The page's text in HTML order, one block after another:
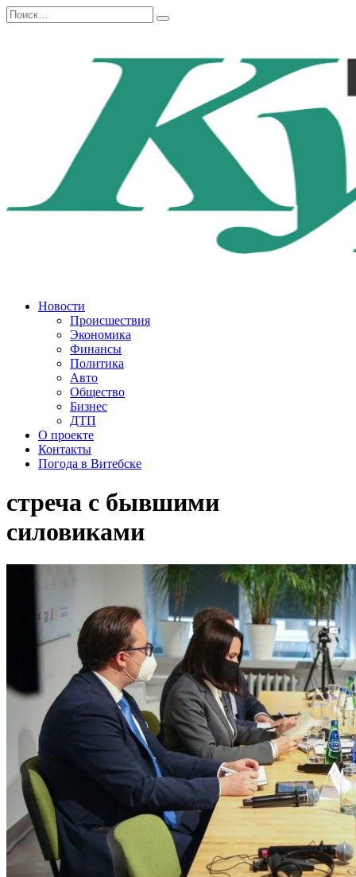
Перейти
к
Search
for:
Новости
Происшествия
Экономика
Финансы
Политика
Авто
Общество
Бизнес
ДТП
О проекте
Контакты
Погода в Витебске
стреча с бывшими
силовиками